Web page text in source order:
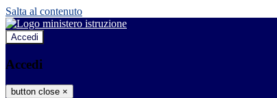
Salta al contenuto
Accedi
Accedi
button close ×